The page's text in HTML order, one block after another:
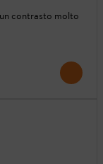
contrasto molto